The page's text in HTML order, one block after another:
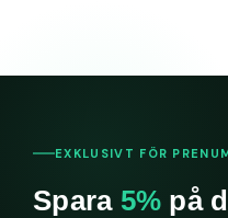
EXKLUSIVT FÖR
Spara 5% på